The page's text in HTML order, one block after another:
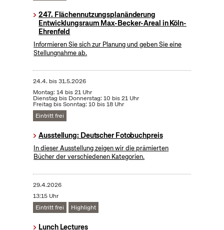
247. Flächennutzungsplanänderung
Entwicklungsraum Max-Becker-Areal in Köln-
Ehrenfeld
Informieren Sie sich zur Planung und geben Sie eine
Stellungnahme ab.
24.4. bis31.5.2026
Montag: 14 bis 21 Uhr
Dienstag bis Donnerstag: 10 bis 21 Uhr
Freitag bis Sonntag: 10 bis 18 Uhr
Eintritt frei
Ausstellung: Deutscher Fotobuchpreis
In dieser Ausstellung zeigen wir die prämierten
Bücher der verschiedenen Kategorien.
29.4.2026
13:15 Uhr
Eintritt frei
Highlight
Lunch Lectures